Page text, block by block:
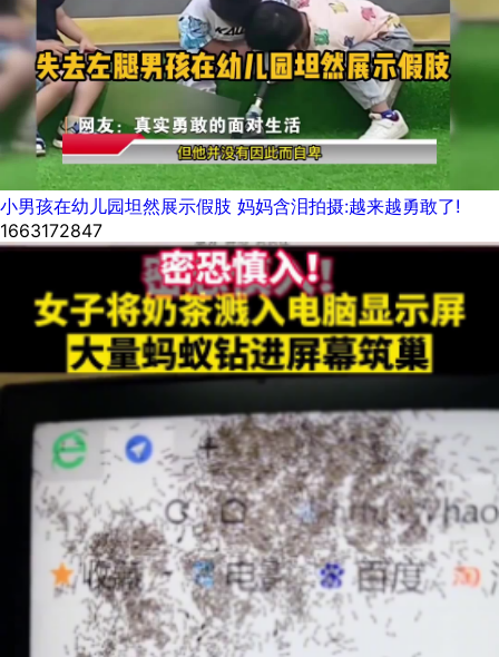
小男孩在幼儿园坦然展示假肢 妈妈含泪拍摄:越来越勇敢了!
1663172847